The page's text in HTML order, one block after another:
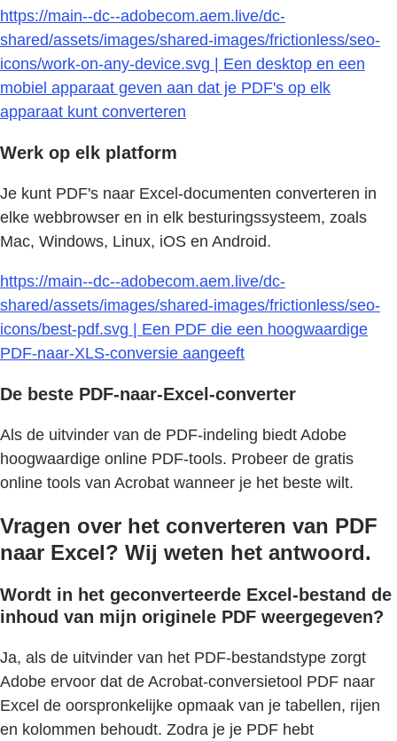
https://main--dc--adobecom.aem.live/dc-
shared/assets/images/shared-images/frictionless/seo-
icons/work-on-any-device.svg | Een desktop en een
mobiel apparaat geven aan dat je PDF's op elk
apparaat kunt converteren
Werk op elk platform
Je kunt PDF's naar Excel-documenten converteren in
elke webbrowser en in elk besturingssysteem, zoals
Mac, Windows, Linux, iOS en Android.
https://main--dc--adobecom.aem.live/dc-
shared/assets/images/shared-images/frictionless/seo-
icons/best-pdf.svg | Een PDF die een hoogwaardige
PDF-naar-XLS-conversie aangeeft
De beste PDF-naar-Excel-converter
Als de uitvinder van de PDF-indeling biedt Adobe
hoogwaardige online PDF-tools. Probeer de gratis
online tools van Acrobat wanneer je het beste wilt.
Vragen over het converteren van PDF
naar Excel? Wij weten het antwoord.
Wordt in het geconverteerde Excel-bestand de
inhoud van mijn originele PDF weergegeven?
Ja, als de uitvinder van het PDF-bestandstype zorgt
Adobe ervoor dat de Acrobat-conversietool PDF naar
Excel de oorspronkelijke opmaak van je tabellen, rijen
en kolommen behoudt. Zodra je je PDF hebt